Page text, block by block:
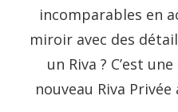
incomparables en
miroir avec des
un Riva ? C’est
nouveau Riva Privée